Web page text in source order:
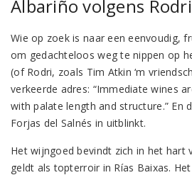
Albariño volgens Rodri
Wie op zoek is naar een eenvoudig,
om gedachteloos weg te nippen op
(of Rodri, zoals Tim Atkin ‘m
verkeerde adres: “Immediate wines
with palate length and structure.” En
Forjas del Salnés in uitblinkt.
Het wijngoed bevindt zich in het hart
geldt als topterroir in Rías Baixas.